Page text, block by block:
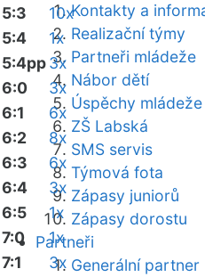
Kontakty a
Realizační týmy
Partneři mládeže
Nábor dětí
Úspěchy mládeže
ZŠ Labská
SMS servis
Týmová fota
Zápasy juniorů
Zápasy dorostu
Partneři
Generální partner
5:3
10x
5:4
1x
5:4pp3x
6:0
3x
6:1
6x
6:2
8x
6:3
6x
6:4
3x
6:5
1x
7:0
1x
7:1
3x